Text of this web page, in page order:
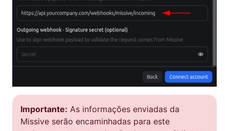
Importante: As informações enviadas da
Missive serão encaminhadas para este